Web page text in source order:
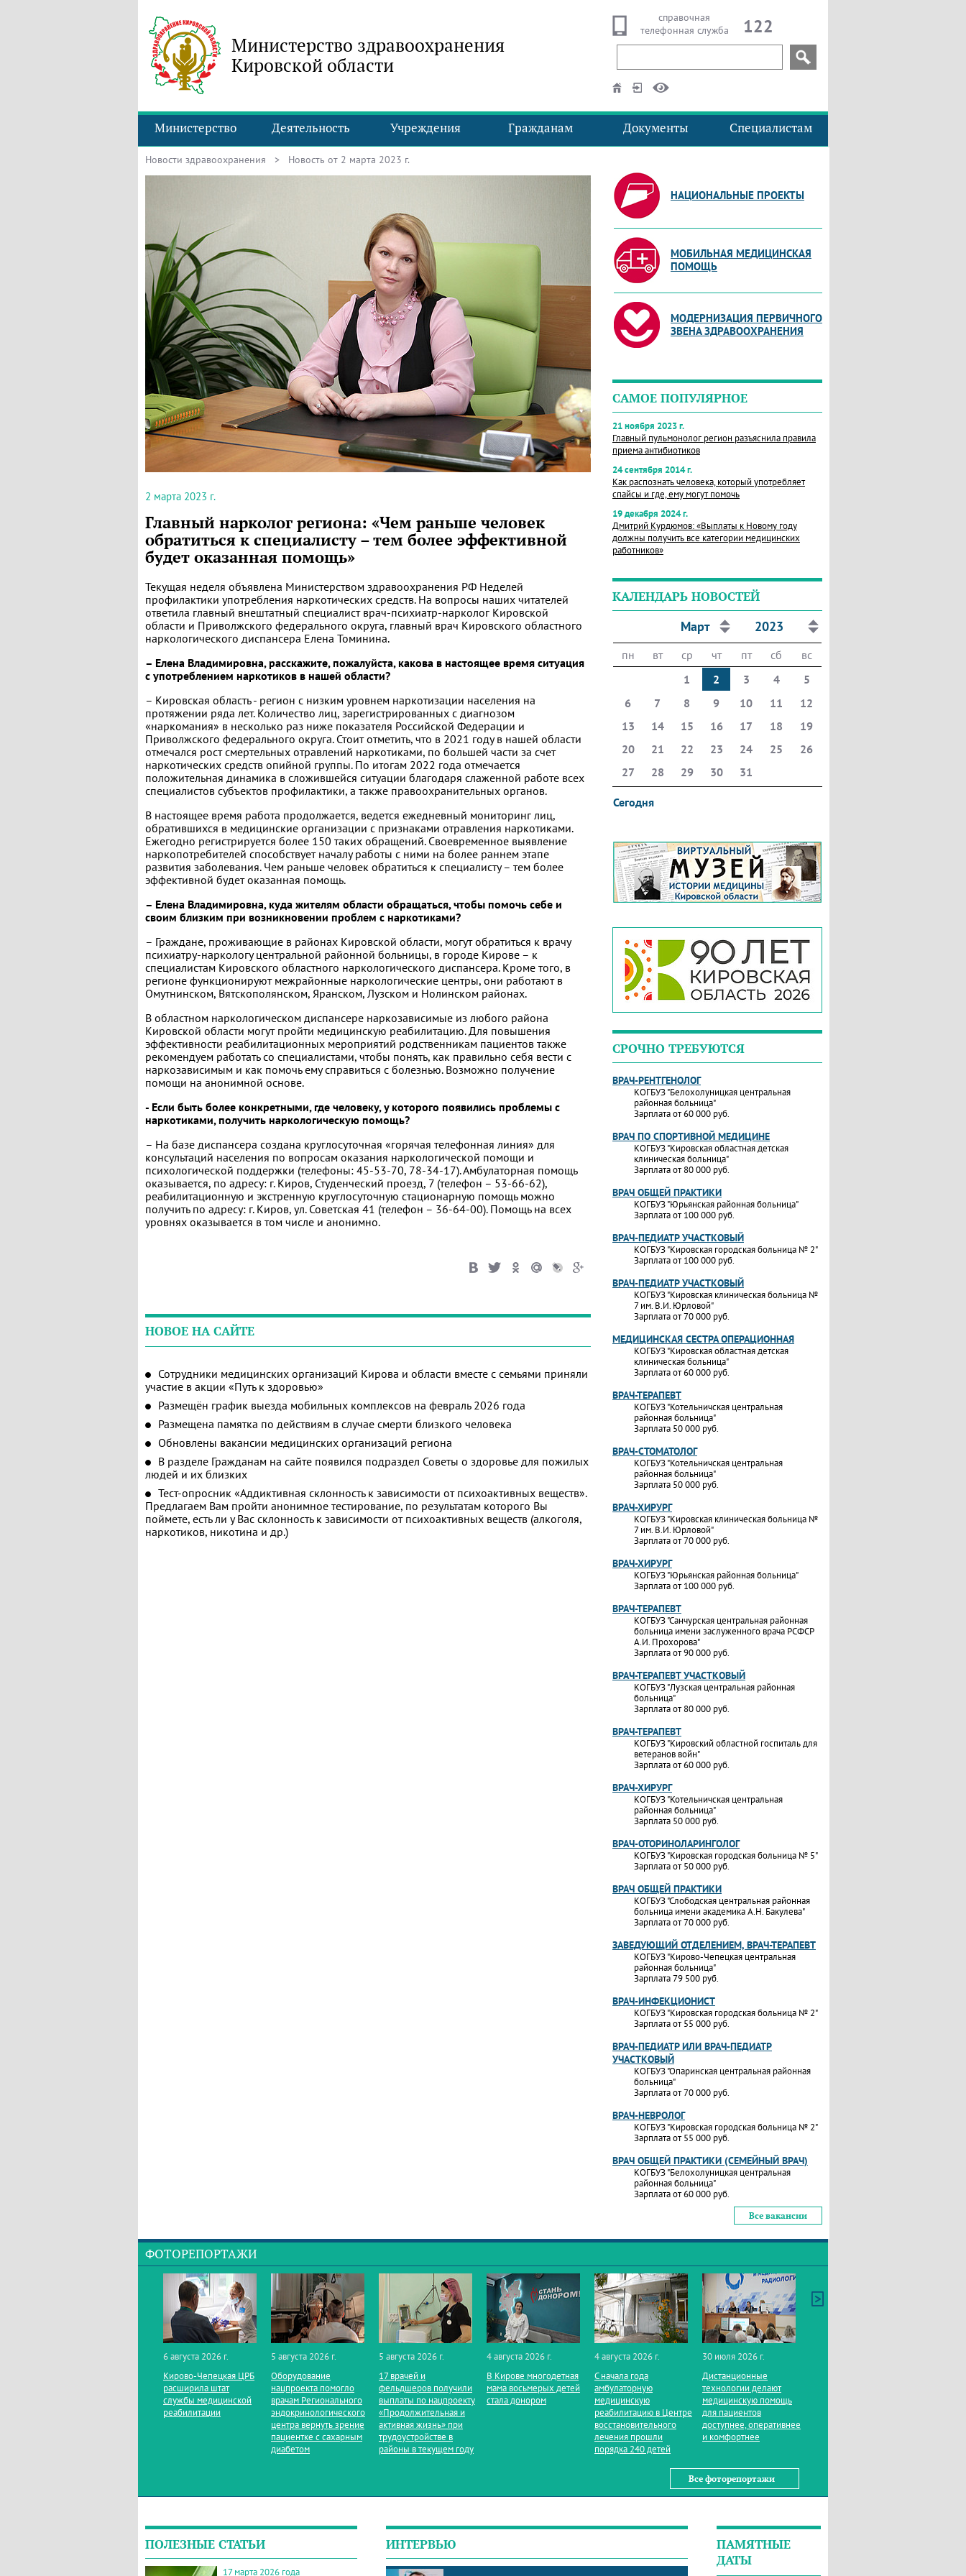
Министерство здравоохранения
Кировской области
справочная
телефонная служба
122
Министерство Деятельность Учреждения Гражданам Документы Специалистам
Новости здравоохранения > Новость от 2 марта 2023 г.
2 марта 2023 г.
Главный нарколог региона: «Чем раньше человек
обратиться к специалисту – тем более эффективной
будет оказанная помощь»
Текущая неделя объявлена Министерством здравоохранения РФ Неделей
профилактики употребления наркотических средств. На вопросы наших читателей
ответила главный внештатный специалист врач-психиатр-нарколог Кировской
области и Приволжского федерального округа, главный врач Кировского областного
наркологического диспансера Елена Томинина.
– Елена Владимировна, расскажите, пожалуйста, какова в настоящее время ситуация
с употреблением наркотиков в нашей области?
– Кировская область - регион с низким уровнем наркотизации населения на
протяжении ряда лет. Количество лиц, зарегистрированных с диагнозом
«наркомания» в несколько раз ниже показателя Российской Федерации и
Приволжского федерального округа. Стоит отметить, что в 2021 году в нашей области
отмечался рост смертельных отравлений наркотиками, по большей части за счет
наркотических средств опийной группы. По итогам 2022 года отмечается
положительная динамика в сложившейся ситуации благодаря слаженной работе всех
специалистов субъектов профилактики, а также правоохранительных органов.
В настоящее время работа продолжается, ведется ежедневный мониторинг лиц,
обратившихся в медицинские организации с признаками отравления наркотиками.
Ежегодно регистрируется более 150 таких обращений. Своевременное выявление
наркопотребителей способствует началу работы с ними на более раннем этапе
развития заболевания. Чем раньше человек обратиться к специалисту – тем более
эффективной будет оказанная помощь.
– Елена Владимировна, куда жителям области обращаться, чтобы помочь себе и
своим близким при возникновении проблем с наркотиками?
– Граждане, проживающие в районах Кировской области, могут обратиться к врачу
психиатру-наркологу центральной районной больницы, в городе Кирове – к
специалистам Кировского областного наркологического диспансера. Кроме того, в
регионе функционируют межрайонные наркологические центры, они работают в
Омутнинском, Вятскополянском, Яранском, Лузском и Нолинском районах.
В областном наркологическом диспансере наркозависимые из любого района
Кировской области могут пройти медицинскую реабилитацию. Для повышения
эффективности реабилитационных мероприятий родственникам пациентов также
рекомендуем работать со специалистами, чтобы понять, как правильно себя вести с
наркозависимым и как помочь ему справиться с болезнью. Возможно получение
помощи на анонимной основе.
- Если быть более конкретными, где человеку, у которого появились проблемы с
наркотиками, получить наркологическую помощь?
– На базе диспансера создана круглосуточная «горячая телефонная линия» для
консультаций населения по вопросам оказания наркологической помощи и
психологической поддержки (телефоны: 45-53-70, 78-34-17). Амбулаторная помощь
оказывается, по адресу: г. Киров, Студенческий проезд, 7 (телефон – 53-66-62),
реабилитационную и экстренную круглосуточную стационарную помощь можно
получить по адресу: г. Киров, ул. Советская 41 (телефон – 36-64-00). Помощь на всех
уровнях оказывается в том числе и анонимно.
НОВОЕ НА САЙТЕ
Сотрудники медицинских организаций Кирова и области вместе с семьями приняли
участие в акции «Путь к здоровью»
Размещён график выезда мобильных комплексов на февраль 2026 года
Размещена памятка по действиям в случае смерти близкого человека
Обновлены вакансии медицинских организаций региона
В разделе Гражданам на сайте появился подраздел Советы о здоровье для пожилых
людей и их близких
Тест-опросник «Аддиктивная склонность к зависимости от психоактивных веществ».
Предлагаем Вам пройти анонимное тестирование, по результатам которого Вы
поймете, есть ли у Вас склонность к зависимости от психоактивных веществ (алкоголя,
наркотиков, никотина и др.)
НАЦИОНАЛЬНЫЕ ПРОЕКТЫ
МОБИЛЬНАЯ МЕДИЦИНСКАЯ
ПОМОЩЬ
МОДЕРНИЗАЦИЯ ПЕРВИЧНОГО
ЗВЕНА ЗДРАВООХРАНЕНИЯ
САМОЕ ПОПУЛЯРНОЕ
21 ноября 2023 г.
Главный пульмонолог регион разъяснила правила
приема антибиотиков
24 сентября 2014 г.
Как распознать человека, который употребляет
спайсы и где, ему могут помочь
19 декабря 2024 г.
Дмитрий Курдюмов: «Выплаты к Новому году
должны получить все категории медицинских
работников»
КАЛЕНДАРЬ НОВОСТЕЙ
Март 2023
пн вт ср чт пт сб
вс
1
2 3 4
5
6
7 8 9 10 11
12
13
14 15 16 17 18
19
20
21 22 23 24 25
26
27
28 29 30 31
Сегодня
СРОЧНО ТРЕБУЮТСЯ
ВРАЧ-РЕНТГЕНОЛОГ
КОГБУЗ "Белохолуницкая центральная
районная больница"
Зарплата от 60 000 руб.
ВРАЧ ПО СПОРТИВНОЙ МЕДИЦИНЕ
КОГБУЗ "Кировская областная детская
клиническая больница"
Зарплата от 80 000 руб.
ВРАЧ ОБЩЕЙ ПРАКТИКИ
КОГБУЗ "Юрьянская районная больница"
Зарплата от 100 000 руб.
ВРАЧ-ПЕДИАТР УЧАСТКОВЫЙ
КОГБУЗ "Кировская городская больница № 2"
Зарплата от 100 000 руб.
ВРАЧ-ПЕДИАТР УЧАСТКОВЫЙ
КОГБУЗ "Кировская клиническая больница №
7 им. В.И. Юрловой"
Зарплата от 70 000 руб.
МЕДИЦИНСКАЯ СЕСТРА ОПЕРАЦИОННАЯ
КОГБУЗ "Кировская областная детская
клиническая больница"
Зарплата от 60 000 руб.
ВРАЧ-ТЕРАПЕВТ
КОГБУЗ "Котельничская центральная
районная больница"
Зарплата 50 000 руб.
ВРАЧ-СТОМАТОЛОГ
КОГБУЗ "Котельничская центральная
районная больница"
Зарплата 50 000 руб.
ВРАЧ-ХИРУРГ
КОГБУЗ "Кировская клиническая больница №
7 им. В.И. Юрловой"
Зарплата от 70 000 руб.
ВРАЧ-ХИРУРГ
КОГБУЗ "Юрьянская районная больница"
Зарплата от 100 000 руб.
ВРАЧ-ТЕРАПЕВТ
КОГБУЗ "Санчурская центральная районная
больница имени заслуженного врача РСФСР
А.И. Прохорова"
Зарплата от 90 000 руб.
ВРАЧ-ТЕРАПЕВТ УЧАСТКОВЫЙ
КОГБУЗ "Лузская центральная районная
больница"
Зарплата от 80 000 руб.
ВРАЧ-ТЕРАПЕВТ
КОГБУЗ "Кировский областной госпиталь для
ветеранов войн"
Зарплата от 60 000 руб.
ВРАЧ-ХИРУРГ
КОГБУЗ "Котельничская центральная
районная больница"
Зарплата 50 000 руб.
ВРАЧ-ОТОРИНОЛАРИНГОЛОГ
КОГБУЗ "Кировская городская больница № 5"
Зарплата от 50 000 руб.
ВРАЧ ОБЩЕЙ ПРАКТИКИ
КОГБУЗ "Слободская центральная районная
больница имени академика А.Н. Бакулева"
Зарплата от 70 000 руб.
ЗАВЕДУЮЩИЙ ОТДЕЛЕНИЕМ, ВРАЧ-ТЕРАПЕВТ
КОГБУЗ "Кирово-Чепецкая центральная
районная больница"
Зарплата 79 500 руб.
ВРАЧ-ИНФЕКЦИОНИСТ
КОГБУЗ "Кировская городская больница № 2"
Зарплата от 55 000 руб.
ВРАЧ-ПЕДИАТР ИЛИ ВРАЧ-ПЕДИАТР
УЧАСТКОВЫЙ
КОГБУЗ "Опаринская центральная районная
больница"
Зарплата от 70 000 руб.
ВРАЧ-НЕВРОЛОГ
КОГБУЗ "Кировская городская больница № 2"
Зарплата от 55 000 руб.
ВРАЧ ОБЩЕЙ ПРАКТИКИ (СЕМЕЙНЫЙ ВРАЧ)
КОГБУЗ "Белохолуницкая центральная
районная больница"
Зарплата от 60 000 руб.
Все вакансии
ФОТОРЕПОРТАЖИ
6 августа 2026 г.
Кирово‑Чепецкая ЦРБ
расширила штат
службы медицинской
реабилитации
5 августа 2026 г.
Оборудование
нацпроекта помогло
врачам Регионального
эндокринологического
центра вернуть зрение
пациентке с сахарным
диабетом
5 августа 2026 г.
17 врачей и
фельдшеров получили
выплаты по нацпроекту
«Продолжительная и
активная жизнь» при
трудоустройстве в
районы в текущем году
4 августа 2026 г.
В Кирове многодетная
мама восьмерых детей
стала донором
4 августа 2026 г.
С начала года
амбулаторную
медицинскую
реабилитацию в Центре
восстановительного
лечения прошли
порядка 240 детей
30 июля 2026 г.
Дистанционные
технологии делают
медицинскую помощь
для пациентов
доступнее, оперативнее
и комфортнее
Все фоторепортажи
ПОЛЕЗНЫЕ СТАТЬИ
17 марта 2026 года
ИНТЕРВЬЮ
ПАМЯТНЫЕ
ДАТЫ